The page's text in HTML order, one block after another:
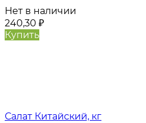
Нет в наличии
240,30 ₽
Купить
Салат Китайский, кг